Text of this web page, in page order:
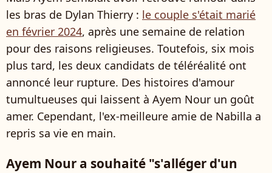
les bras de Dylan Thierry : le couple s'était marié
en février 2024, après une semaine de relation
pour des raisons religieuses. Toutefois, six mois
plus tard, les deux candidats de téléréalité ont
annoncé leur rupture. Des histoires d'amour
tumultueuses qui laissent à Ayem Nour un goût
amer. Cependant, l'ex-meilleure amie de Nabilla a
repris sa vie en main.
Ayem Nour a souhaité "s'alléger d'un